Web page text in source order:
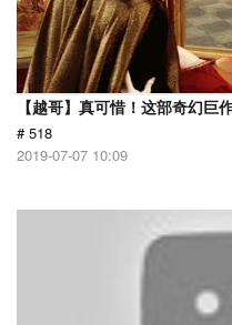
【越哥】真可惜！这部奇幻巨
# 518
2019-07-07 10:09